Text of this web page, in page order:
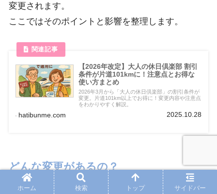
変更されます。
ここではそのポイントと影響を整理します。
【2026年改定】大人の休日倶楽部 割引
条件が片道101kmに！注意点とお得な
使い方まとめ
2026年3月から「大人の休日倶楽部」の割引条件が
変更。片道101km以上でお得に！変更内容や注意点
をわかりやすく解説。
hatibunme.com 2025.10.28
どんな変更があるの？
ホーム 検索 トップ サイドバー